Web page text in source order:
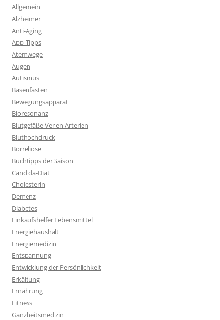
Allgemein
Alzheimer
Anti-Aging
App-Tipps
Atemwege
Augen
Autismus
Basenfasten
Bewegungsapparat
Bioresonanz
Blutgefäße Venen Arterien
Bluthochdruck
Borreliose
Buchtipps der Saison
Candida-Diät
Cholesterin
Demenz
Diabetes
Einkaufshelfer Lebensmittel
Energiehaushalt
Energiemedizin
Entspannung
Entwicklung der Persönlichkeit
Erkältung
Ernährung
Fitness
Ganzheitsmedizin